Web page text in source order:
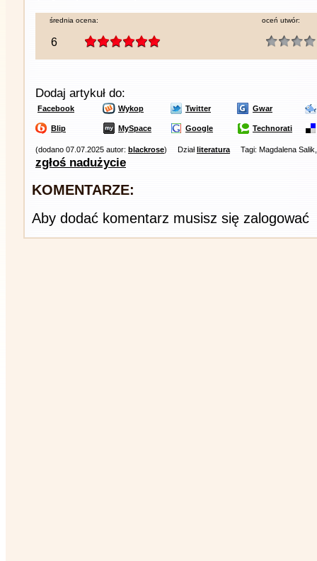
średnia ocena:
6
oceń utwór:
Dodaj artykuł do:
Facebook Wykop Twitter Gwar
Blip MySpace Google Technorati
(dodano 07.07.2025 autor: blackrose) Działliteratura Tagi: Magdalena
zgłoś nadużycie
KOMENTARZE:
Aby dodać komentarz musisz się zalogować